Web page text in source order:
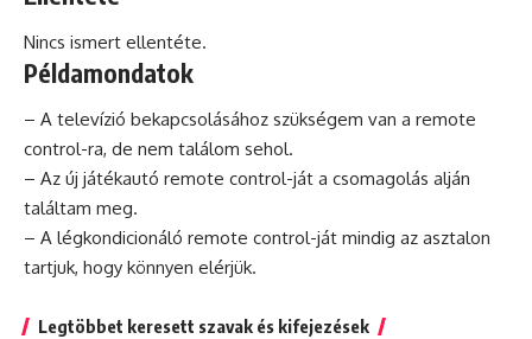
Nincs ismert ellentéte.
Példamondatok
– A televízió bekapcsolásához szükségem van a remote
control-ra, de nem találom sehol.
– Az új játékautó remote control-ját a csomagolás alján
találtam meg.
– A légkondicionáló remote control-ját mindig az asztalon
tartjuk, hogy könnyen elérjük.
Legtöbbet keresett szavak és kifejezések